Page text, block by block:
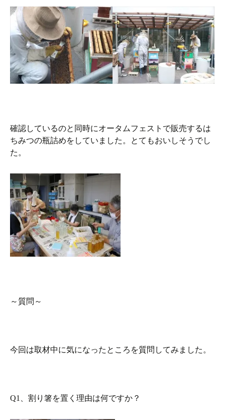
確認しているのと同時にオータムフェストで販売するは
ちみつの瓶詰めをしていました。とてもおいしそうでし
た。
～質問～
今回は取材中に気になったところを質問してみました。
Q1、割り箸を置く理由は何ですか？